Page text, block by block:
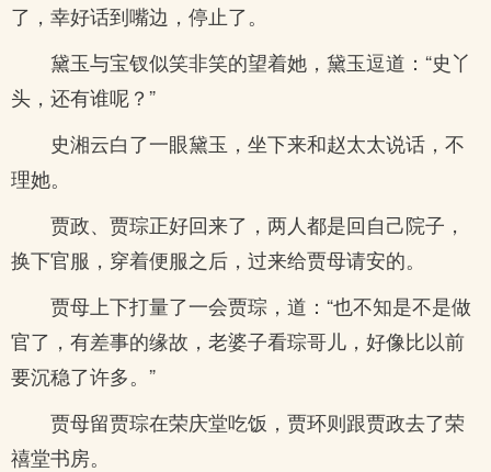
了，幸好话到嘴边，停止了。
黛玉与宝钗似笑非笑的望着她，黛玉逗道：“史丫
头，还有谁呢？”
史湘云白了一眼黛玉，坐下来和赵太太说话，不
理她。
贾政、贾琮正好回来了，两人都是回自己院子，
换下官服，穿着便服之后，过来给贾母请安的。
贾母上下打量了一会贾琮，道：“也不知是不是做
官了，有差事的缘故，老婆子看琮哥儿，好像比以前
要沉稳了许多。”
贾母留贾琮在荣庆堂吃饭，贾环则跟贾政去了荣
禧堂书房。